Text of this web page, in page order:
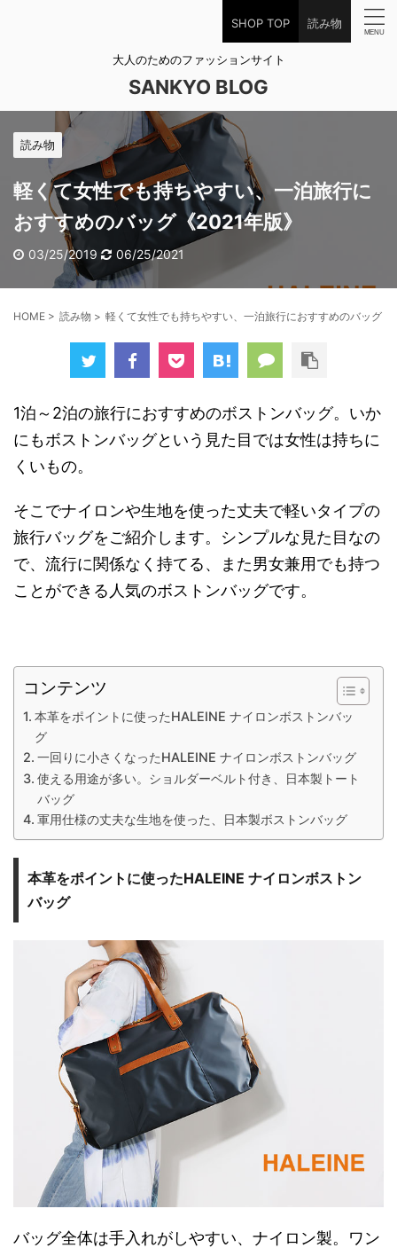
SHOP TOP 読み物
大人のためのファッションサイト
SANKYO BLOG
読み物
軽くて女性でも持ちやすい、一泊旅行に
おすすめのバッグ《2021年版》
03/25/2019 06/25/2021
HOME > 読み物 > 軽くて女性でも持ちやすい、一泊旅行におすすめのバッグ《
1泊～2泊の旅行におすすめのボストンバッグ。いか
にもボストンバッグという見た目では女性は持ちに
くいもの。
そこでナイロンや生地を使った丈夫で軽いタイプの
旅行バッグをご紹介します。シンプルな見た目なの
で、流行に関係なく持てる、また男女兼用でも持つ
ことができる人気のボストンバッグです。
コンテンツ
本革をポイントに使ったHALEINE ナイロンボストンバッ
グ
一回りに小さくなったHALEINE ナイロンボストンバッグ
使える用途が多い。ショルダーベルト付き、日本製トート
バッグ
軍用仕様の丈夫な生地を使った、日本製ボストンバッグ
本革をポイントに使ったHALEINE ナイロンボストン
バッグ
バッグ全体は手入れがしやすい、ナイロン製。ワン